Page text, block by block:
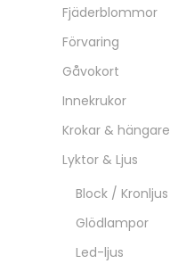
Fjäderblommor
Förvaring
Gåvokort
Innekrukor
Krokar & hängare
Lyktor & Ljus
Block / Kronljus
Glödlampor
Led-ljus